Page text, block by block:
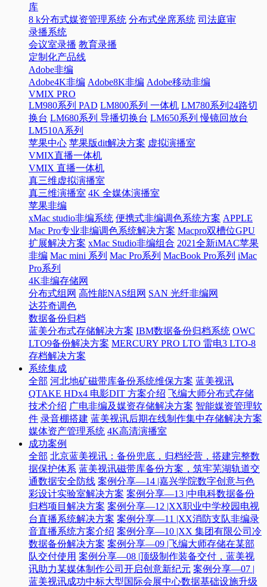
库
8 k分布式媒资管理系统 分布式坐席系统 司法庭审
录播系统
会议室录播 教育录播
定制化产品线
Adobe非编
Adobe4K非编 Adobe8K非编 Adobe移动非编
VMIX PRO
LM980系列 PAD LM800系列 一体机 LM780系列24路切
换台 LM680系列 导播切换台 LM650系列 慢镜回放台
LM510A系列
苹果中心 苹果版dit解决方案 虚拟演播室
VMIX直播一体机
VMIX 直播一体机
真三维虚拟演播室
真三维演播室 4K 全媒体演播室
苹果非编
xMac studio非编系统 便携式非编调色系统方案 APPLE
Mac Pro专业非编调色系统解决方案 Macpro双槽位GPU
扩展解决方案 xMac Studio非编组合 2021全新iMAC苹果
非编 Mac mini 系列 Mac Pro系列 MacBook Pro系列 iMac
Pro系列
4K非编存储网
分布式组网 高性能NAS组网 SAN 光纤非编网
达芬奇调色
数据备份归档
蓝美分布式存储解决方案 IBM数据备份归档系统 OWC
LTO9备份解决方案 MERCURY PRO LTO 雷电3 LTO-8
存档解决方案
系统集成
全部 河北地矿磁带库备份系统维保方案 蓝美视讯
QTAKE HDx4 电影DIT 方案介绍 飞编大师分布式存储
技术介绍 广电非编及媒资存储解决方案 智能媒资管理软
件 录音棚搭建 蓝美视讯后期在线制作集中存储解决方案
媒体资产管理系统 4K高清演播室
成功案例
全部 北京蓝美视讯：备份兜底，归档经营，搭建完整数
据保护体系 蓝美视讯磁带库备份方案，筑牢芜湖轨道交
通数据安全防线 案例分享—14 |嘉兴学院数字创意与色
彩设计实验室解决方案 案例分享—13 |中电科数据备份
归档项目解决方案 案例分享—12 |XX职业中学校园电视
台直播系统解决方案 案例分享—11 |XX消防支队非编录
音直播系统方案介绍 案例分享—10 |XX 集团有限公司冷
数据备份解决方案 案例分享—09 |飞编大师存储在某部
队交付使用 案例分享—08 |顶级制作装备交付，蓝美视
讯助力某媒体制作公司开启创意新纪元 案例分享—07 |
蓝美视讯成功中标大型国际会展中心数据基础设施升级